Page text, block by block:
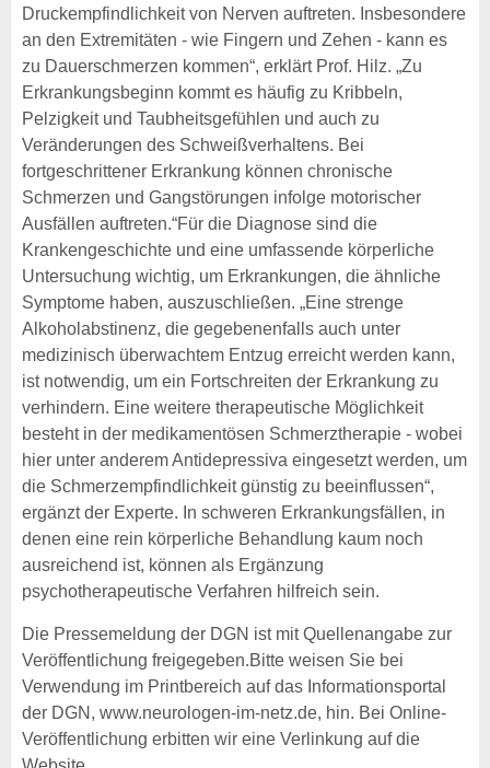
Druckempfindlichkeit von Nerven auftreten. Insbesondere
an den Extremitäten - wie Fingern und Zehen - kann es
zu Dauerschmerzen kommen“, erklärt Prof. Hilz. „Zu
Erkrankungsbeginn kommt es häufig zu Kribbeln,
Pelzigkeit und Taubheitsgefühlen und auch zu
Veränderungen des Schweißverhaltens. Bei
fortgeschrittener Erkrankung können chronische
Schmerzen und Gangstörungen infolge motorischer
Ausfällen auftreten.“Für die Diagnose sind die
Krankengeschichte und eine umfassende körperliche
Untersuchung wichtig, um Erkrankungen, die ähnliche
Symptome haben, auszuschließen. „Eine strenge
Alkoholabstinenz, die gegebenenfalls auch unter
medizinisch überwachtem Entzug erreicht werden kann,
ist notwendig, um ein Fortschreiten der Erkrankung zu
verhindern. Eine weitere therapeutische Möglichkeit
besteht in der medikamentösen Schmerztherapie - wobei
hier unter anderem Antidepressiva eingesetzt werden, um
die Schmerzempfindlichkeit günstig zu beeinflussen“,
ergänzt der Experte. In schweren Erkrankungsfällen, in
denen eine rein körperliche Behandlung kaum noch
ausreichend ist, können als Ergänzung
psychotherapeutische Verfahren hilfreich sein.
Die Pressemeldung der DGN ist mit Quellenangabe zur
Veröffentlichung freigegeben.Bitte weisen Sie bei
Verwendung im Printbereich auf das Informationsportal
der DGN, www.neurologen-im-netz.de, hin. Bei Online-
Veröffentlichung erbitten wir eine Verlinkung auf die